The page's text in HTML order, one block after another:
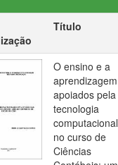
Título
O ensino e a
aprendizagem
apoiados pela
tecnologia
computacional
no curso de
Ciências